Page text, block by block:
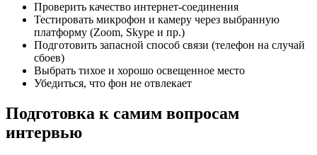
Проверить качество интернет-соединения
Тестировать микрофон и камеру через выбранную
платформу (Zoom, Skype и пр.)
Подготовить запасной способ связи (телефон на случай
сбоев)
Выбрать тихое и хорошо освещенное место
Убедиться, что фон не отвлекает
Подготовка к самим вопросам
интервью